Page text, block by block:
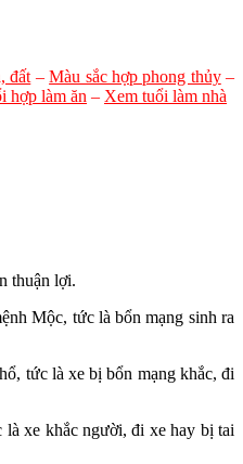
đất –Màu sắc hợp phong thủy–
hợp làm ăn – Xem tuổi làm nhà
thuận lợi.
Mộc, tức là bổn mạng sinh ra
tức là xe bị bổn mạng khắc, đi
xe khắc người, đi xe hay bị tai